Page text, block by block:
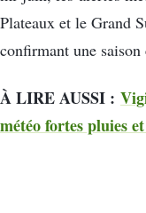
Plateaux et le Grand
confirmant une
À LIRE AUSSI :
météo fortes pluies